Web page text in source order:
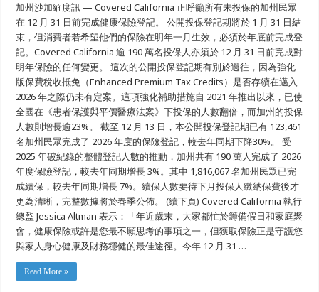
California
籲
所
有
加
州
在
12
月
31
日
截
止
日
前
探
索
他
們
的
健
加州沙加緬度訊 — Covered California 正呼籲所有未投保的加州民眾
在 12 月 31 日前完成健康保險登記。 公開投保登記期將於 1 月 31 日結
束，但消費者若希望他們的保險在明年一月生效，必須於年底前完成登
記。Covered California 逾 190 萬名投保人亦須於 12 月 31 日前完成對
明年保險的任何變更。 這次的公開投保登記期有別於過往，因為強化
版保費稅收抵免（Enhanced Premium Tax Credits）是否存續在邁入
2026 年之際仍未有定案。這項強化補助措施自 2021 年推出以來，已使
全國在《患者保護與平價醫療法案》下投保的人數翻倍，而加州的投保
人數則增長逾23%。 截至 12 月 13 日，本公開投保登記期已有 123,461
名加州民眾完成了 2026 年度的保險登記，較去年同期下降30%。 受
2025 年破紀錄的整體登記人數的推動，加州共有 190 萬人完成了 2026
年度保險登記，較去年同期增長 3%。其中 1,816,067 名加州民眾已完
成續保，較去年同期增長 7%。續保人數要待下月投保人繳納保費後才
更為清晰，完整數據將於春季公佈。 (續下頁) Covered California 執行
總監 Jessica Altman 表示：「年近歲末，大家都忙於籌備假日和家庭聚
會，健康保險或許是您最不願思考的事項之一，但獲取保險正是守護您
與家人身心健康及財務穩健的最佳途徑。今年 12 月 31 …
Read More »